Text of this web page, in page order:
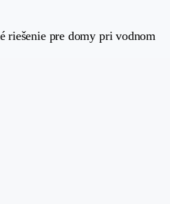
riešenie pre domy pri vodnom